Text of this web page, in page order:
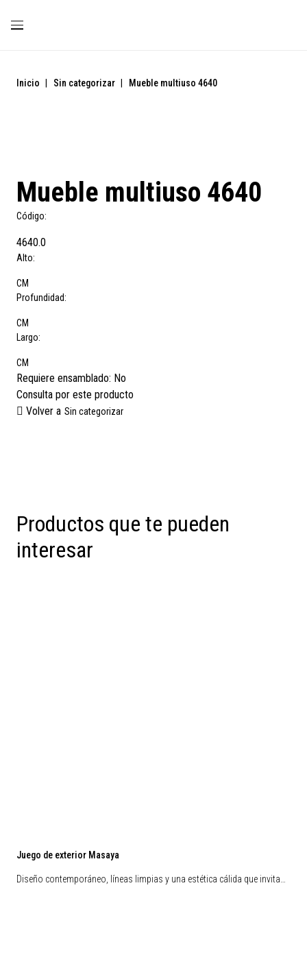
Inicio Sin categorizar Mueble multiuso 4640
Mueble multiuso 4640
Código:
4640.0
Alto:
CM
Profundidad:
CM
Largo:
CM
Requiere ensamblado: No
Consulta por este producto
Volver a Sin categorizar
Productos que te pueden
interesar
Juego de exterior Masaya
Diseño contemporáneo, líneas limpias y una estética cálida que invita…